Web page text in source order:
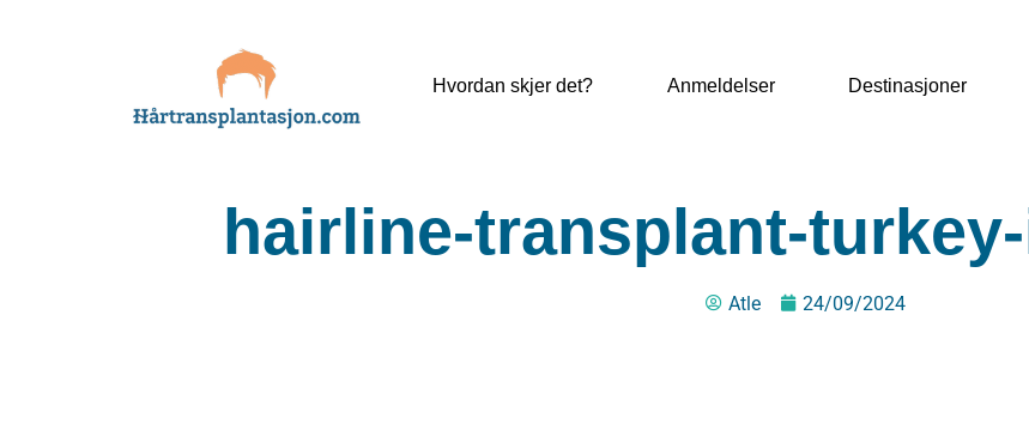
Hvordan skjer det? Anmeldelser Destinasjoner
hairline-transplant-
Atle 24/09/2024